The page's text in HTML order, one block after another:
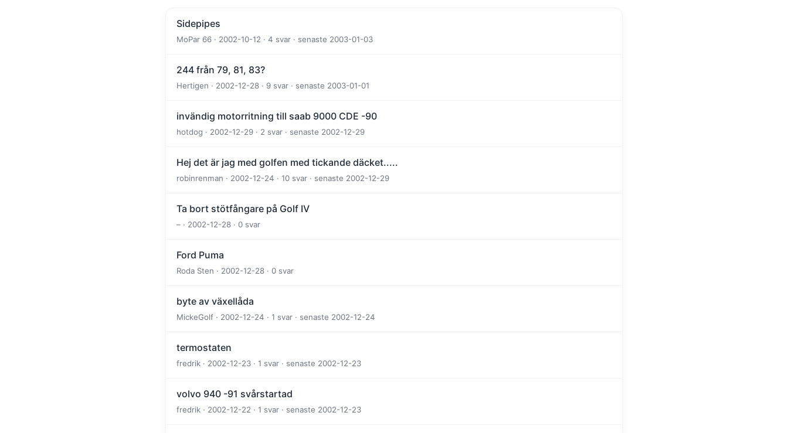
Sidepipes
MoPar 66 · 2002-10-12 · 4 svar · senaste 2003-01-03
244 från 79, 81, 83?
Hertigen · 2002-12-28 · 9 svar · senaste 2003-01-01
invändig motorritning till saab 9000 CDE -90
hotdog · 2002-12-29 · 2 svar · senaste 2002-12-29
Hej det är jag med golfen med tickande däcket.....
robinrenman · 2002-12-24 · 10 svar · senaste 2002-12-29
Ta bort stötfångare på Golf IV
– · 2002-12-28 · 0 svar
Ford Puma
Roda Sten · 2002-12-28 · 0 svar
byte av växellåda
MickeGolf · 2002-12-24 · 1 svar · senaste 2002-12-24
termostaten
fredrik · 2002-12-23 · 1 svar · senaste 2002-12-23
volvo 940 -91 svårstartad
fredrik · 2002-12-22 · 1 svar · senaste 2002-12-23